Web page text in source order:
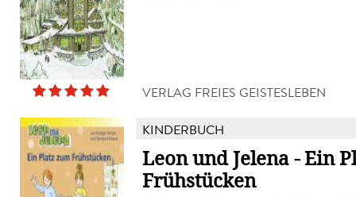
VERLAG FREIES GEISTESLEBEN
KINDERBUCH
Leon und Jelena - Ein
Frühstücken